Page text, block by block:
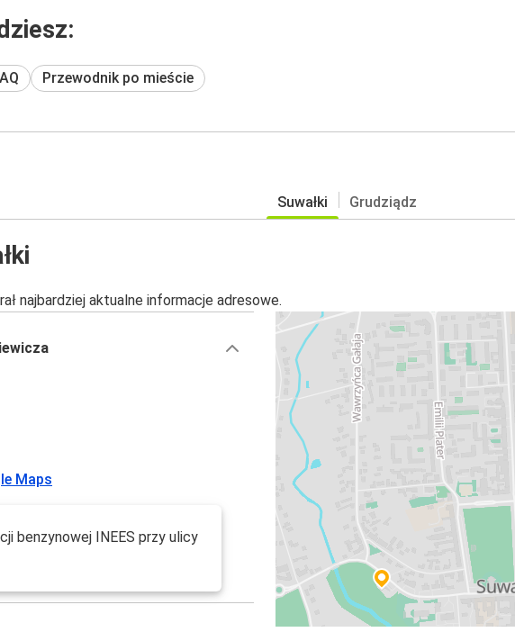
Przewodnik po mieście
Suwałki Grudziądz
najbardziej aktualne informacje adresowe.
Maps
benzynowej INEES przy ulicy